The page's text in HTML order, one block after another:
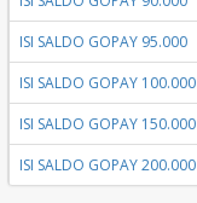
ISI SALDO GOPAY 95.000
ISI SALDO GOPAY 100.000
ISI SALDO GOPAY 150.000
ISI SALDO GOPAY 200.000